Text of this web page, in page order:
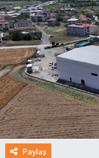
Paylaş
MAGAZİN
SPOR